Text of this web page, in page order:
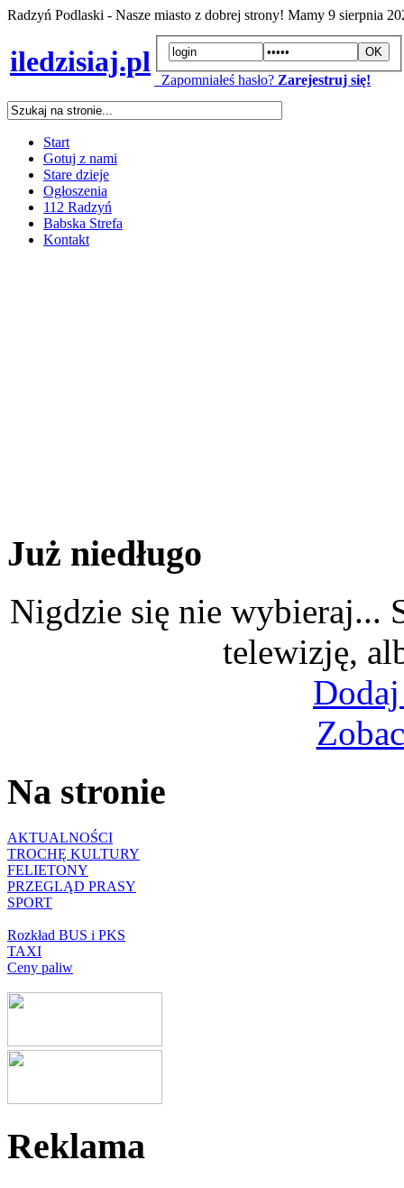
Radzyń Podlaski - Nasze miasto z dobrej strony! Mamy 9 sierpnia
iledzisiaj.pl
Zapomniałeś hasło? Zarejestruj się!
Start
Gotuj z nami
Stare dzieje
Ogłoszenia
112 Radzyń
Babska Strefa
Kontakt
Już niedługo
Nigdzie się nie wybieraj...
telewizję,
Na stronie
AKTUALNOŚCI
TROCHĘ KULTURY
FELIETONY
PRZEGLĄD PRASY
SPORT
Rozkład BUS i PKS
TAXI
Ceny paliw
Reklama